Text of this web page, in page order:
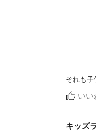
それも
いい
キッズ